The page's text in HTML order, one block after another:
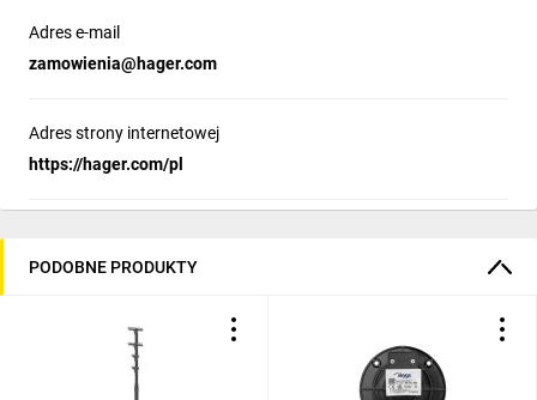
Adres e-mail
zamowienia@hager.com
Adres strony internetowej
https://hager.com/pl
PODOBNE PRODUKTY